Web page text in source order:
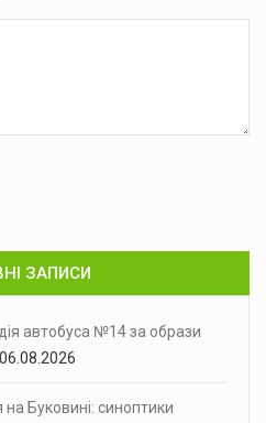
ЗАПИСИ
автобуса №14 за образи
06.08.2026
Буковині: синоптики